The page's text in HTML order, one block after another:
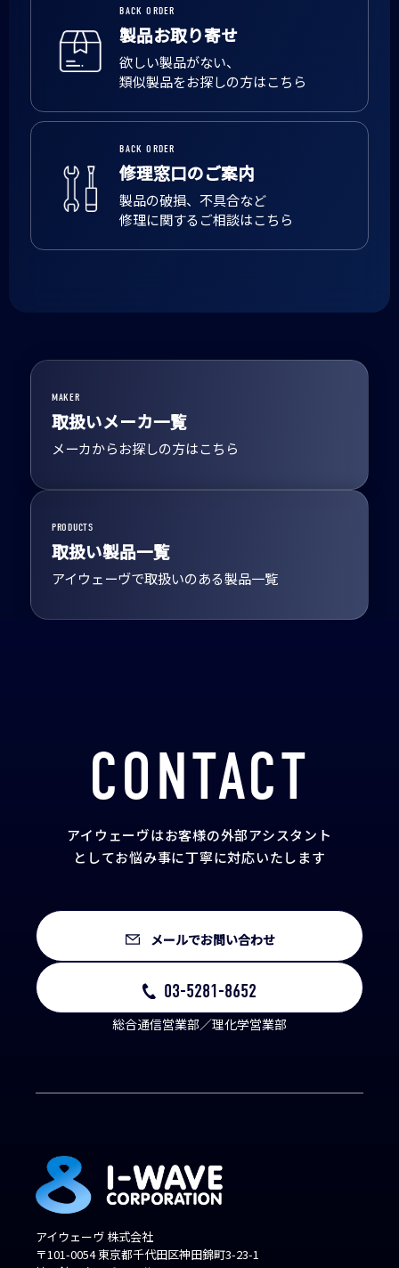
BACK ORDER
製品お取り寄せ
欲しい製品がない、
類似製品をお探しの方はこちら
BACK ORDER
修理窓口のご案内
製品の破損、不具合など
修理に関するご相談はこちら
MAKER
取扱いメーカ一覧
メーカからお探しの方はこちら
PRODUCTS
取扱い製品一覧
アイウェーヴで取扱いのある製品一覧
CONTACT
アイウェーヴはお客様の外部アシスタント
としてお悩み事に丁寧に対応いたします
メールでお問い合わせ
03-5281-8652
総合通信営業部／理化学営業部
アイウェーヴ 株式会社
〒101-0054 東京都千代田区神田錦町3-23-1